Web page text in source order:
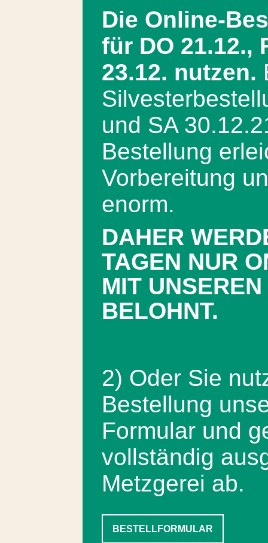
Die Online-
für DO 21.12.,
23.12. nutzen.
und SA
Bestellung
Vorbereitung
enorm.
DAHER
TAGEN NUR
MIT
BELOHNT.
2) Oder Sie
Bestellung
Formular und
vollständig
Metzgerei ab.
BESTELLFORMULAR